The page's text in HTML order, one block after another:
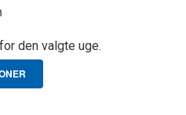
den valgte uge.